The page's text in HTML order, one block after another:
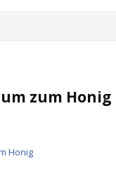
zum Honig